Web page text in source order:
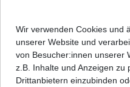
* inkl. ges. MwSt. zzgl. Versandkosten
Wir verwenden Cookies und
unserer Website und
von Besucher:innen unserer
z.B. Inhalte und Anzeigen zu
Drittanbietern einzubinden